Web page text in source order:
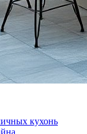
кухонь